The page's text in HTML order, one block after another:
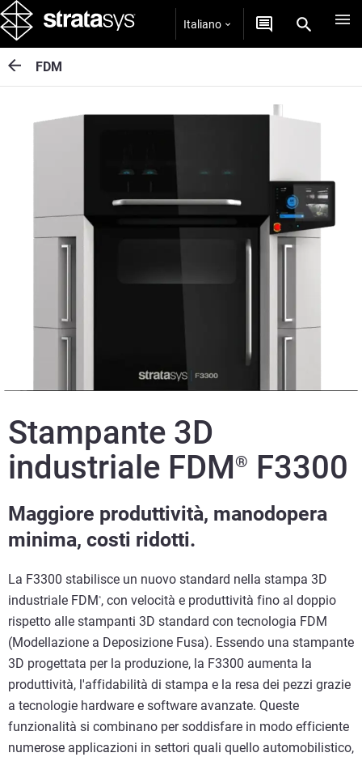
Italiano
FDM
Stampante 3D
industriale FDM® F3300
Maggiore produttività, manodopera
minima, costi ridotti.
La F3300 stabilisce un nuovo standard nella stampa 3D
industriale FDM ® , con velocità e produttività fino al doppio
rispetto alle stampanti 3D standard con tecnologia FDM
(Modellazione a Deposizione Fusa). Essendo una stampante
3D progettata per la produzione, la F3300 aumenta la
produttività, l'affidabilità di stampa e la resa dei pezzi grazie
a tecnologie hardware e software avanzate. Queste
funzionalità si combinano per soddisfare in modo efficiente
numerose applicazioni in settori quali quello automobilistico,